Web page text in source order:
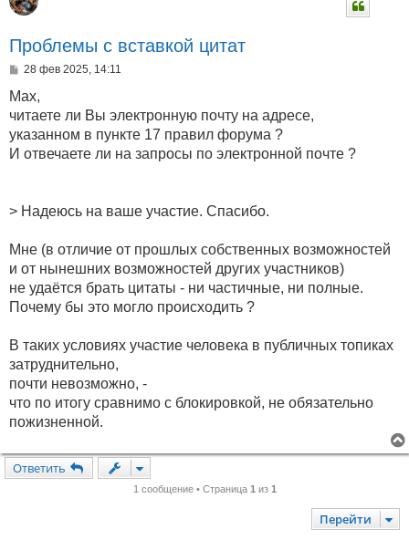
Проблемы с вставкой цитат
С
о
щ
е
и
28 фев 2025, 14:11
Max,
читаете ли Вы электронную почту на адресе,
указанном в пункте 17 правил форума ?
И отвечаете ли на запросы по электронной почте ?
> Надеюсь на ваше участие. Спасибо.
Мне (в отличие от прошлых собственных возможностей
и от нынешних возможностей других участников)
не удаётся брать цитаты - ни частичные, ни полные.
Почему бы это могло происходить ?
В таких условиях участие человека в публичных топиках
затруднительно,
почти невозможно, -
что по итогу сравнимо с блокировкой, не обязательно
пожизненной.
Ответить
1 сообщение • Страница 1 из 1
Перейти